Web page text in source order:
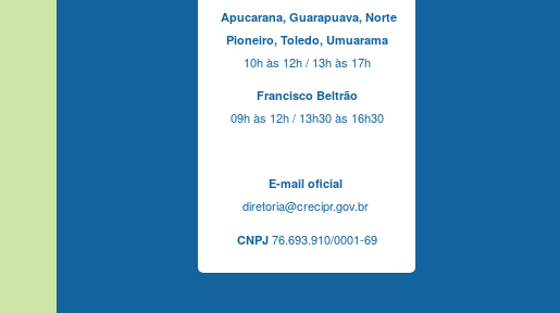
Apucarana, Guarapuava, Norte
Pioneiro, Toledo, Umuarama
10h às 12h / 13h às 17h
Francisco Beltrão
09h às 12h / 13h30 às 16h30
E-mail oficial
diretoria@crecipr.gov.br
CNPJ76.693.910/0001-69